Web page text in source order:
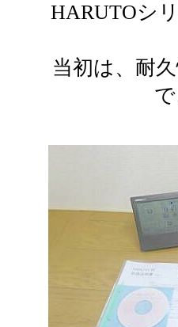
HARUTOシ
当初は、耐